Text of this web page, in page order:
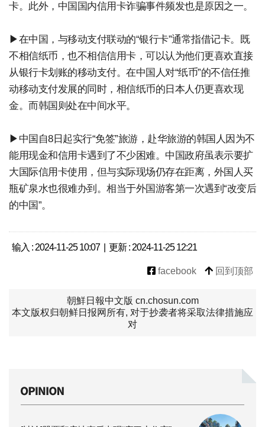
卡。此外，中国国内信用卡诈骗事件频发也是原因之一。
▶在中国，与移动支付联动的“银行卡”通常指借记卡。既
不相信纸币，也不相信信用卡，可以认为他们更喜欢直接
从银行卡划账的移动支付。在中国人对“纸币”的不信任推
动移动支付发展的同时，相信纸币的日本人仍更喜欢现
金。而韩国则处在中间水平。
▶中国自8日起实行“免签”旅游，赴华旅游的韩国人因为不
能用现金和信用卡遇到了不少困难。中国政府虽表示要扩
大国际信用卡使用，但与实际现场仍存在距离，外国人买
瓶矿泉水也很难办到。相当于外国游客第一次遇到“改变后
的中国”。
输入 : 2024-11-25 10:07 | 更新 : 2024-11-25 12:21
facebook 回到顶部
朝鮮日報中文版 cn.chosun.com
本文版权归朝鲜日报网所有, 对于抄袭者将采取法律措施应
对